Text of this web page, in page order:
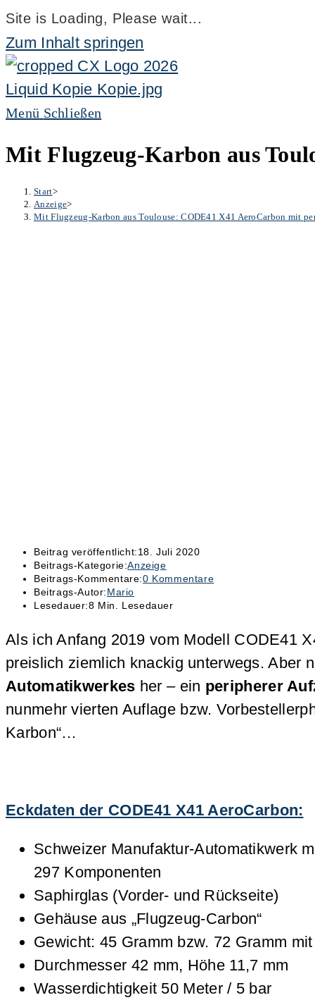
Site is Loading, Please wait...
Zum Inhalt springen
Menü Schließen
Mit Flugzeug-Karbon aus
Start>
Anzeige>
Mit Flugzeug-Karbon aus Toulouse: CODE41 X41 AeroCarbon mit
Beitrag veröffentlicht:18. Juli 2020
Beitrags-Kategorie:Anzeige
Beitrags-Kommentare:0 Kommentare
Beitrags-Autor:Mario
Lesedauer:8 Min. Lesedauer
Als ich Anfang 2019 vom Modell CODE41
preislich ziemlich knackig unterwegs. Aber
Automatikwerkes her – ein peripherer
nunmehr vierten Auflage bzw.
Karbon“…
Eckdaten der CODE41 X41 AeroCarbon:
Schweizer Manufaktur-Automatikwerk
297 Komponenten
Saphirglas (Vorder- und Rückseite)
Gehäuse aus „Flugzeug-Carbon“
Gewicht: 45 Gramm bzw. 72 Gramm
Durchmesser 42 mm, Höhe 11,7 mm
Wasserdichtigkeit 50 Meter / 5 bar